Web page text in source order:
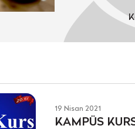
19 Nisan 2021
KAMPÜS